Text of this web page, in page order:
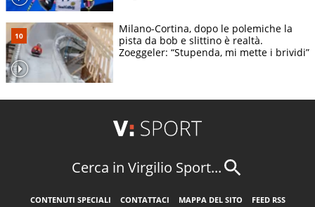
Milano-Cortina, dopo le polemiche la
pista da bob e slittino è realtà.
Zoeggeler: “Stupenda, mi mette i brividi”
Cerca in Virgilio Sport...
CONTENUTI SPECIALI CONTATTACI MAPPA DEL SITO
FEED RSS